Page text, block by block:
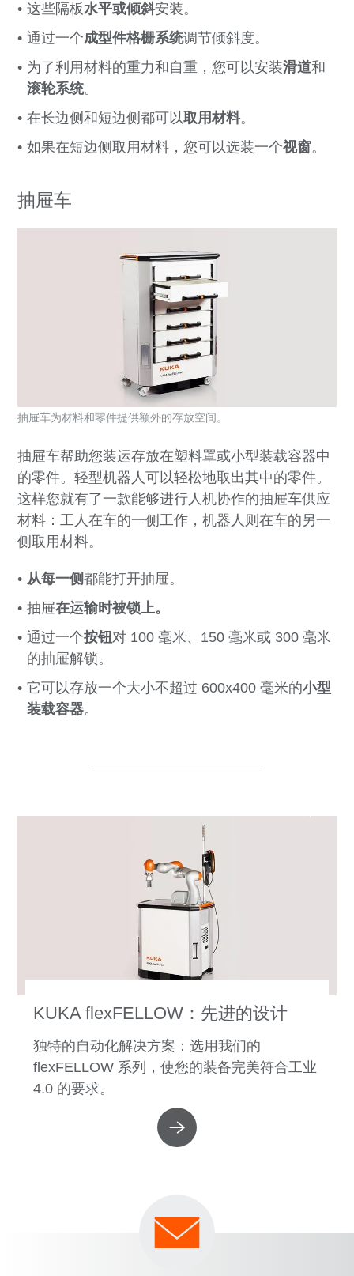
这些隔板水平或倾斜安装。
通过一个成型件格栅系统调节倾斜度。
为了利用材料的重力和自重，您可以安装滑道和
滚轮系统。
在长边侧和短边侧都可以取用材料。
如果在短边侧取用材料，您可以选装一个视窗。
抽屉车
抽屉车帮助您装运存放在塑料罩或小型装载容器中
的零件。轻型机器人可以轻松地取出其中的零件。
这样您就有了一款能够进行人机协作的抽屉车供应
材料：工人在车的一侧工作，机器人则在车的另一
侧取用材料。
从每一侧都能打开抽屉。
抽屉在运输时被锁上。
通过一个按钮对 100 毫米、150 毫米或 300 毫米
的抽屉解锁。
它可以存放一个大小不超过 600x400 毫米的小型
装载容器。
抽屉车为材料和零件提供额外的存放空间。
KUKA flexFELLOW：先进的设计
独特的自动化解决方案：选用我们的
flexFELLOW 系列，使您的装备完美符合工业
4.0 的要求。